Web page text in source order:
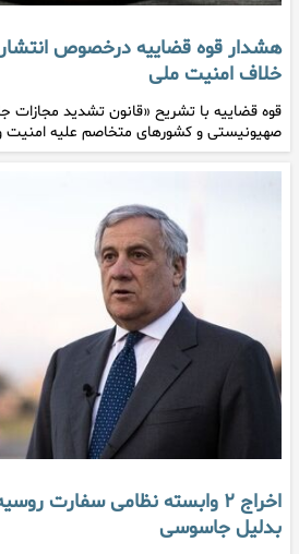
هشدار قوه قضاییه درخصوص
خلاف امنیت ملی
قوه قضاییه با تشریح «قانون تشدید مجازات
صهیونیستی و کشورهای متخاصم علیه امنیت
اخراج ۲ وابسته نظامی سفارت
بدلیل جاسوسی